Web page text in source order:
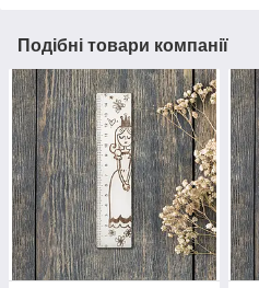
Подібні товари компанії